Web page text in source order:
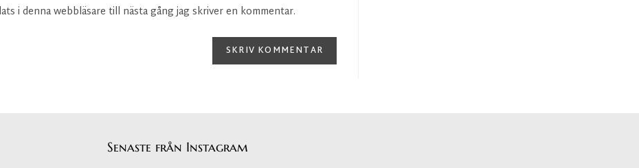
i denna webbläsare till nästa gång jag skriver en kommentar.
Senaste från Instagram